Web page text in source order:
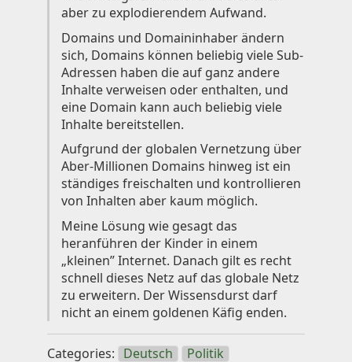
aber zu explodierendem Aufwand.
Domains und Domaininhaber ändern
sich, Domains können beliebig viele Sub-
Adressen haben die auf ganz andere
Inhalte verweisen oder enthalten, und
eine Domain kann auch beliebig viele
Inhalte bereitstellen.
Aufgrund der globalen Vernetzung über
Aber-Millionen Domains hinweg ist ein
ständiges freischalten und kontrollieren
von Inhalten aber kaum möglich.
Meine Lösung wie gesagt das
heranführen der Kinder in einem
„kleinen” Internet. Danach gilt es recht
schnell dieses Netz auf das globale Netz
zu erweitern. Der Wissensdurst darf
nicht an einem goldenen Käfig enden.
Categories: Deutsch Politik